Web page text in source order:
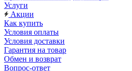
Услуги
Акции
Как купить
Условия оплаты
Условия доставки
Гарантия на товар
Обмен и возврат
Вопрос-ответ